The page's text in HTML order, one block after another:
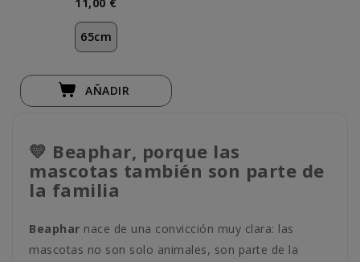
65cm
AÑADIR
💛 Beaphar, porque las
mascotas también son parte de
la familia
Beaphar nace de una convicción muy clara: las
mascotas no son solo animales, son parte de la